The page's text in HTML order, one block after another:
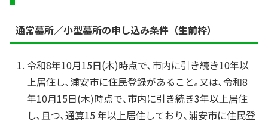
通常墓所／小型墓所の申し込み条件（生前枠）
令和8年10月15日(木)時点で､市内に引き続き10年以
上居住し､浦安市に住民登録があること｡又は､令和8
年10月15日(木)時点で､市内に引き続き3年以上居住
し､且つ､通算15 年以上居住しており､浦安市に住民登